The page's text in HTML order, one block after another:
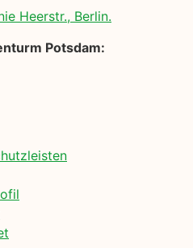
Heerstr., Berlin.
Potsdam: